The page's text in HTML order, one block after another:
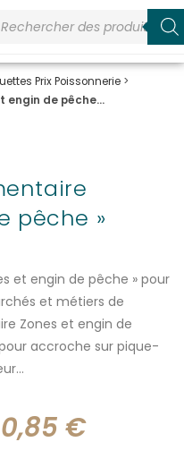
Prix Poissonnerie >
engin de pêche…
pêche »
et engin de pêche » pour
et métiers de
Zones et engin de
accroche sur pique-
0,85 €